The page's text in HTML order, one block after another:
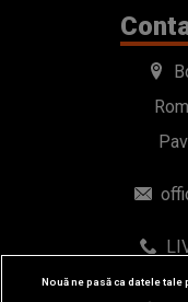
Nouă ne pasă ca datele